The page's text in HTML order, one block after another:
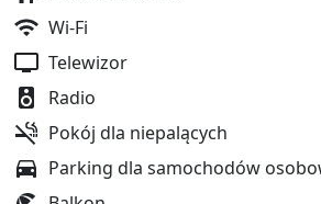
Wi-Fi
Telewizor
Radio
Pokój dla niepalących
Parking dla samochodów